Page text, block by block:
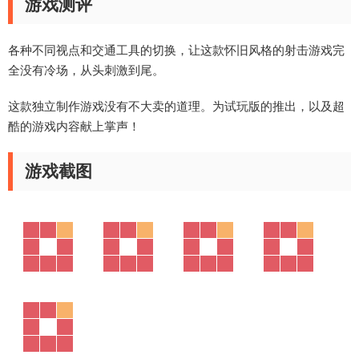
游戏测评
各种不同视点和交通工具的切换，让这款怀旧风格的射击游戏完
全没有冷场，从头刺激到尾。
这款独立制作游戏没有不大卖的道理。为试玩版的推出，以及超
酷的游戏内容献上掌声！
游戏截图